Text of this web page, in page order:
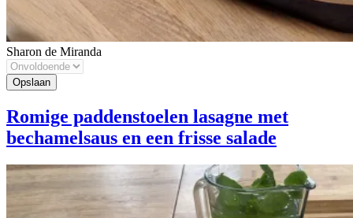
Sharon de Miranda
Romige paddenstoelen lasagne met
bechamelsaus en een frisse salade